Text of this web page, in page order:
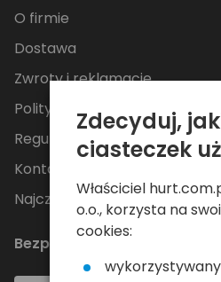
O firmie
Dostawa
Zwroty i reklamacje
Polityka Prywatności
Regulamin
Kontakt
Najczęściej zadawane
Bezpieczne płatności
Zdecyduj,
ciasteczek
Właściciel
o.o., korzysta na
cookies: